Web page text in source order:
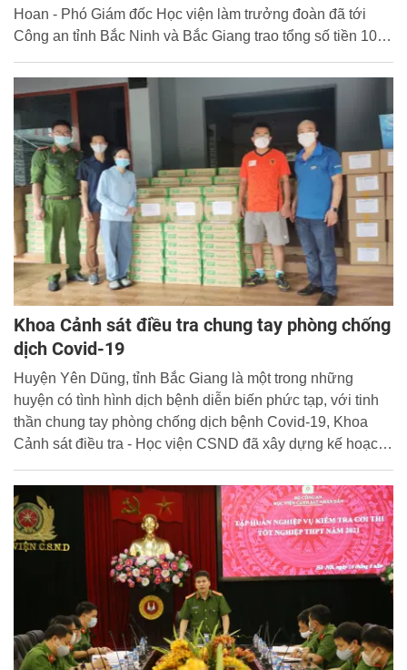
Hoan - Phó Giám đốc Học viện làm trưởng đoàn đã tới
Công an tỉnh Bắc Ninh và Bắc Giang trao tổng số tiền 100
dịch Covid-19.
Khoa Cảnh sát điều tra chung tay phòng chống
dịch Covid-19
Huyện Yên Dũng, tỉnh Bắc Giang là một trong những
huyện có tình hình dịch bệnh diễn biến phức tạp, với tinh
thần chung tay phòng chống dịch bệnh Covid-19, Khoa
Cảnh sát điều tra - Học viện CSND đã xây dựng kế hoạch
cách ly trên địa bàn huyện Yên Dũng trong công tác
phòng, chống dịch Covid-19.